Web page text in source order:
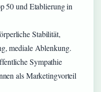
50 und Etablierung in
Stabilität,
mediale Ablenkung.
Sympathie
als Marketingvorteil